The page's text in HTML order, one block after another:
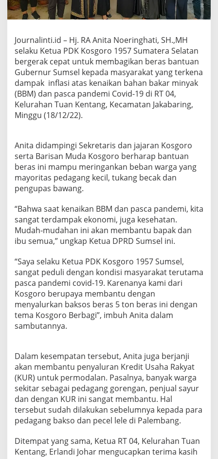
k
a
B
e
r
a
s
5
o
n
u
k
W
a
r
Journalinti.id – Hj. RA Anita Noeringhati, SH.,MH
selaku Ketua PDK Kosgoro 1957 Sumatera Selatan
bergerak cepat untuk membagikan beras bantuan
Gubernur Sumsel kepada masyarakat yang terkena
dampak inflasi atas kenaikan bahan bakar minyak
(BBM) dan pasca pandemi Covid-19 di RT 04,
Kelurahan Tuan Kentang, Kecamatan Jakabaring,
Minggu (18/12/22).
Anita didampingi Sekretaris dan jajaran Kosgoro
serta Barisan Muda Kosgoro berharap bantuan
beras ini mampu meringankan beban warga yang
mayoritas pedagang kecil, tukang becak dan
pengupas bawang.
“Bahwa saat kenaikan BBM dan pasca pandemi, kita
sangat terdampak ekonomi, juga kesehatan.
Mudah-mudahan ini akan membantu bapak dan
ibu semua,” ungkap Ketua DPRD Sumsel ini.
“Saya selaku Ketua PDK Kosgoro 1957 Sumsel,
sangat peduli dengan kondisi masyarakat terutama
pasca pandemi covid-19. Karenanya kami dari
Kosgoro berupaya membantu dengan
menyalurkan baksos beras 5 ton beras ini dengan
tema Kosgoro Berbagi”, imbuh Anita dalam
sambutannya.
Dalam kesempatan tersebut, Anita juga berjanji
akan membantu penyaluran Kredit Usaha Rakyat
(KUR) untuk permodalan. Pasalnya, banyak warga
sekitar sebagai pedagang gorengan, penjual sayur
dan dengan KUR ini sangat membantu. Hal
tersebut sudah dilakukan sebelumnya kepada para
pedagang bakso dan pecel lele di Palembang.
Ditempat yang sama, Ketua RT 04, Kelurahan Tuan
Kentang, Erlandi Johar mengucapkan terima kasih